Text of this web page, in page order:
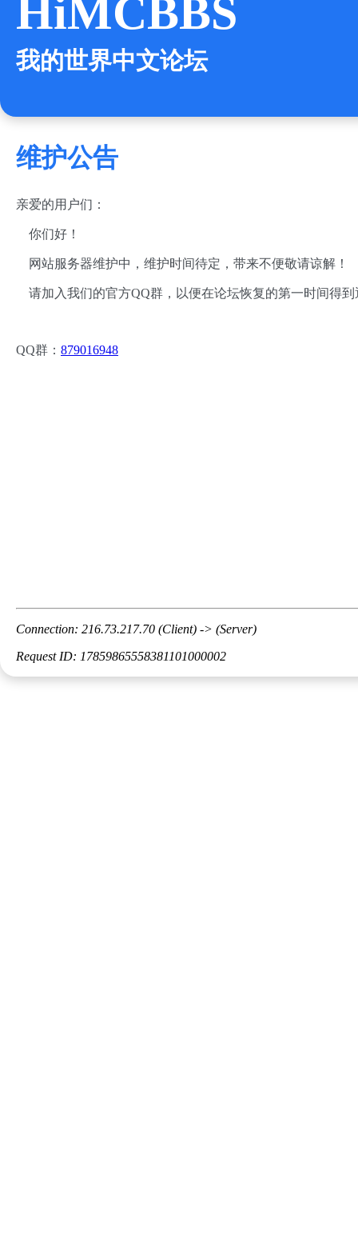
HiMCBBS
我的世界中文论坛
维护公告
亲爱的用户们：
你们好！
网站服务器维护中，维护时间待定，带来不便敬请谅解！
请加入我们的官方QQ群，以便在论坛恢复的第一时间得到
QQ群： 879016948
Connection: 216.73.217.70 (Client) -> (Server)
Request ID: 17859865558381101000002